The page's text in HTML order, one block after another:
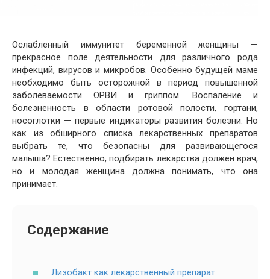
Ослабленный иммунитет беременной женщины —
прекрасное поле деятельности для различного рода
инфекций, вирусов и микробов. Особенно будущей маме
необходимо быть осторожной в период повышенной
заболеваемости ОРВИ и гриппом. Воспаление и
болезненность в области ротовой полости, гортани,
носоглотки — первые индикаторы развития болезни. Но
как из обширного списка лекарственных препаратов
выбрать те, что безопасны для развивающегося
малыша? Естественно, подбирать лекарства должен врач,
но и молодая женщина должна понимать, что она
принимает.
Содержание
Лизобакт как лекарственный препарат